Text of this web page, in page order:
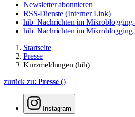
Newsletter abonnieren
RSS-Dienste (Interner Link)
hib_Nachrichten im
hib_Nachrichten im
Startseite
Presse
Kurzmeldungen (hib)
zurück zu: Presse ()
Instagram